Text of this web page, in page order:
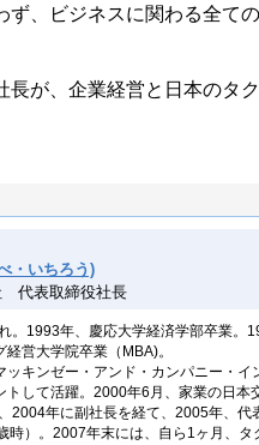
ず、ビジネスに関わる全て
長が、企業経営と日本のタ
・いちろう)
代表取締役社長
。1993年、慶応大学経済学部卒業。
経営大学院卒業（MBA)。
ッキンゼー・アンド・カンパニー・イ
トして活躍。2000年6月、家業の日本
2004年に副社長を経て、2005年、代
時）。2007年末には、自ら1ヶ月、タ